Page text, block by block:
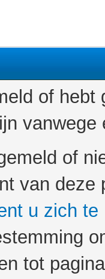
of
of
van
u zich te
tot